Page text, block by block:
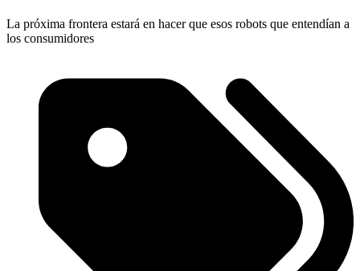
La próxima frontera estará en hacer que esos robots que entendían a
los consumidores